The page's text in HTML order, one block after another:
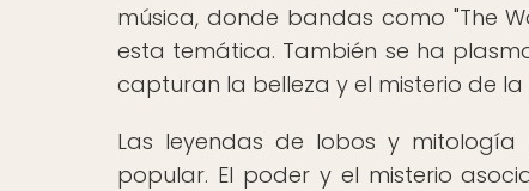
música, donde bandas como "The
esta temática. También se ha
capturan la belleza y el misterio de
Las leyendas de lobos y
popular. El poder y el misterio